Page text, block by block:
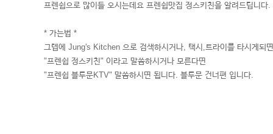
프렌쉽으로 많이들 오시는데요 프렌쉽맛집 정스키친을 알려드립니다.
* 가는법 *
그렙에 Jung's Kitchen 으로 검색하시거나, 택시,트라이를 타시게되면
"프렌쉽 정스키친" 이라고 말씀하시거나 모른다면
"프렌쉽 블루문KTV" 말씀하시면 됩니다. 블루문 건너편 입니다.